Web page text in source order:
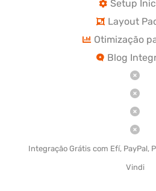
Setup
Layout
Otimização
Blog
Integração Grátis com Efí, PayPal,
Vindi